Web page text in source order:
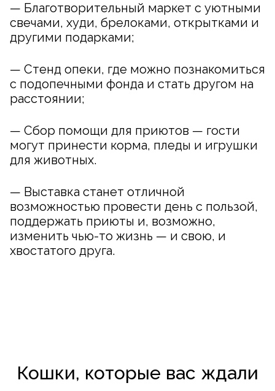
— Благотворительный маркет с уютными
свечами, худи, брелоками, открытками и
другими подарками;
— Стенд опеки, где можно познакомиться
с подопечными фонда и стать другом на
расстоянии;
— Сбор помощи для приютов — гости
могут принести корма, пледы и игрушки
для животных.
— Выставка станет отличной
возможностью провести день с пользой,
поддержать приюты и, возможно,
изменить чью-то жизнь — и свою, и
хвостатого друга.
Кошки, которые вас ждали